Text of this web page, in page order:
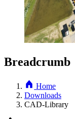
Breadcrumb
Home
Downloads
CAD-Library